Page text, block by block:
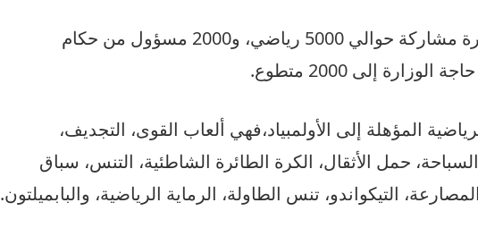
و ستشهد هذه الدورة مشاركة حوالي 5000 رياضي، و2000 مسؤول من حكام
إلى 2000 متطوع.
المؤهلة إلى الأولمبياد،فهي ألعاب القوى، التجديف،
حمل الأثقال، الكرة الطائرة الشاطئية، التنس، سباق
التيكواندو، تنس الطاولة، الرماية الرياضية، والبابميلتون.